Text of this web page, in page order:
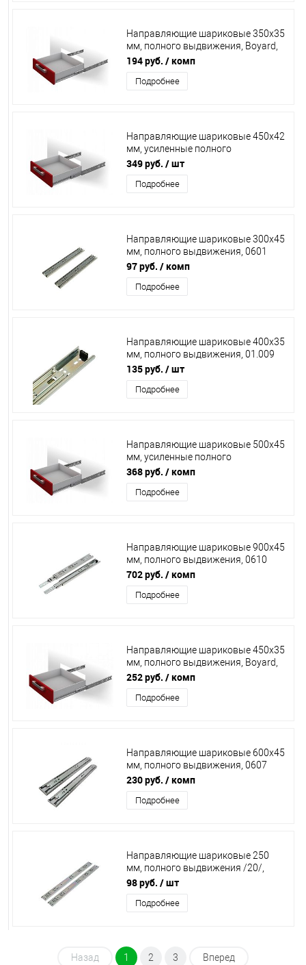
Направляющие шариковые 350х35
мм, полного выдвижения, Boyard,
DB3501Zn/350 /20/
194 руб. / комп
Подробнее
Направляющие шариковые 450х42
мм, усиленные полного
выдвижения, Boyard,
DB4501Zn/450
349 руб. / шт
Подробнее
Направляющие шариковые 300х45
мм, полного выдвижения, 0601
/15/
97 руб. / комп
Подробнее
Направляющие шариковые 400х35
мм, полного выдвижения, 01.009
35 / 11996 /20/
135 руб. / шт
Подробнее
Направляющие шариковые 500х45
мм, усиленные полного
выдвижения, Boyard Satellite,
DB4501Zn/500
368 руб. / комп
Подробнее
Направляющие шариковые 900х45
мм, полного выдвижения, 0610
/15/
702 руб. / комп
Подробнее
Направляющие шариковые 450х35
мм, полного выдвижения, Boyard,
DB3501Zn/450
252 руб. / комп
Подробнее
Направляющие шариковые 600х45
мм, полного выдвижения, 0607
/15/
230 руб. / комп
Подробнее
Направляющие шариковые 250
мм, полного выдвижения /20/,
01.009 35***
98 руб. / шт
Подробнее
Назад 1 2 3 Вперед